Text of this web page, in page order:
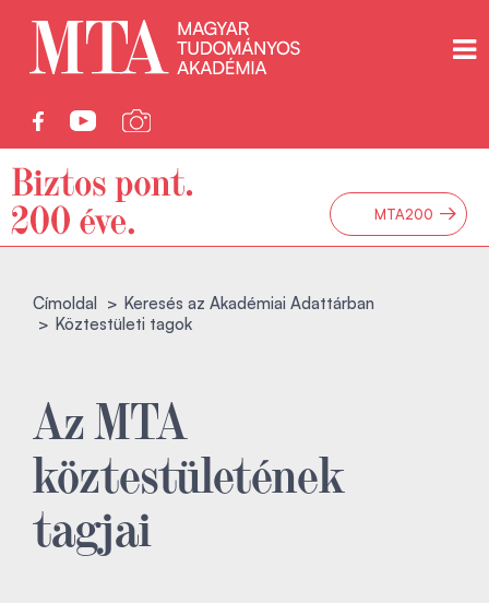
MTA200 →
Címoldal
Keresés az Akadémiai Adattárban
Köztestületi tagok
Az MTA
köztestületének
tagjai